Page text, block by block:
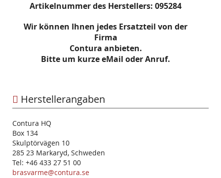
Artikelnummer des Herstellers: 095284
Wir können Ihnen jedes Ersatzteil von der
Firma
Contura anbieten.
Bitte um kurze eMail oder Anruf.
Herstellerangaben
Contura HQ
Box 134
Skulptörvägen 10
285 23 Markaryd, Schweden
Tel: +46 433 27 51 00
brasvarme@contura.se